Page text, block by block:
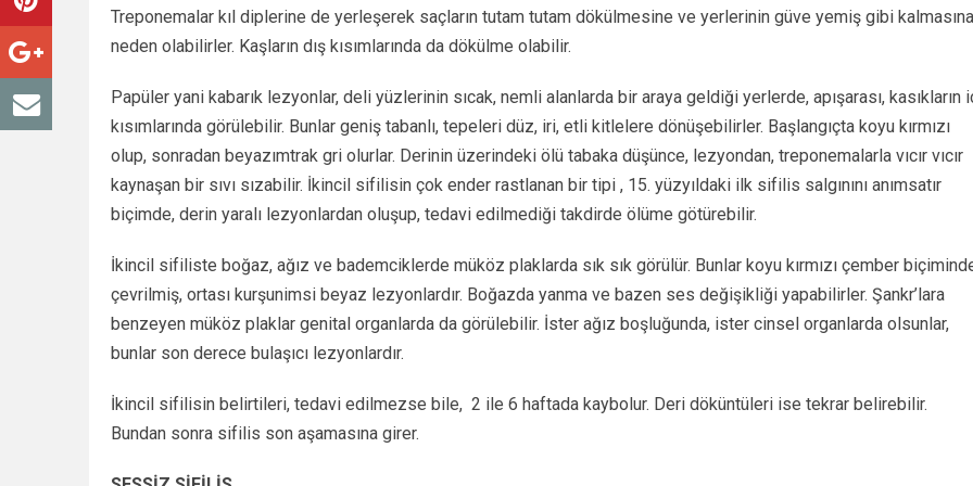
Treponemalar kıl diplerine de yerleşerek saçların tutam tutam dökülmesine ve yerlerinin güve yemiş gibi kalmasına
neden olabilirler. Kaşların dış kısımlarında da dökülme olabilir.
Papüler yani kabarık lezyonlar, deli yüzlerinin sıcak, nemli alanlarda bir araya geldiği yerlerde, apışarası, kasıkların
kısımlarında görülebilir. Bunlar geniş tabanlı, tepeleri düz, iri, etli kitlelere dönüşebilirler. Başlangıçta koyu kırmızı
olup, sonradan beyazımtrak gri olurlar. Derinin üzerindeki ölü tabaka düşünce, lezyondan, treponemalarla vıcır vıcır
kaynaşan bir sıvı sızabilir. İkincil sifilisin çok ender rastlanan bir tipi , 15. yüzyıldaki ilk sifilis salgınını anımsatır
biçimde, derin yaralı lezyonlardan oluşup, tedavi edilmediği takdirde ölüme götürebilir.
İkincil sifiliste boğaz, ağız ve bademciklerde müköz plaklarda sık sık görülür. Bunlar koyu kırmızı çember
çevrilmiş, ortası kurşunimsi beyaz lezyonlardır. Boğazda yanma ve bazen ses değişikliği yapabilirler. Şankr’lara
benzeyen müköz plaklar genital organlarda da görülebilir. İster ağız boşluğunda, ister cinsel organlarda olsunlar,
bunlar son derece bulaşıcı lezyonlardır.
İkincil sifilisin belirtileri, tedavi edilmezse bile, 2 ile 6 haftada kaybolur. Deri döküntüleri ise tekrar belirebilir.
Bundan sonra sifilis son aşamasına girer.